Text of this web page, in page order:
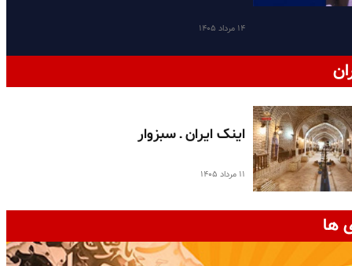
۱۴ مرداد ۱۴۰۵
اینک ایران ـ سبزوار
۱۱ مرداد ۱۴۰۵
ها